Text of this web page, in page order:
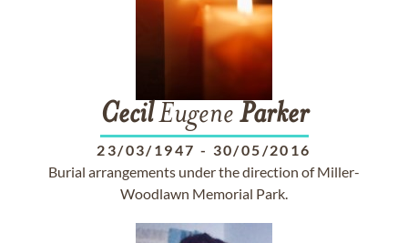
CecilEugene Parker
23/03/1947 - 30/05/2016
Burial arrangements under the direction of Miller-
Woodlawn Memorial Park.